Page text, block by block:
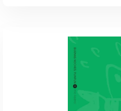
AÑADIR AL